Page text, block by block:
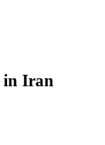
in Iran